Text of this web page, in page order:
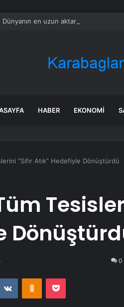
Dünyanın en uzun aktarmasız
HABER EKONOMI
“Sıfır Atık” Hedefiyle Dönüştürdü
0
VKontakteOdnoklassniki
Pocket